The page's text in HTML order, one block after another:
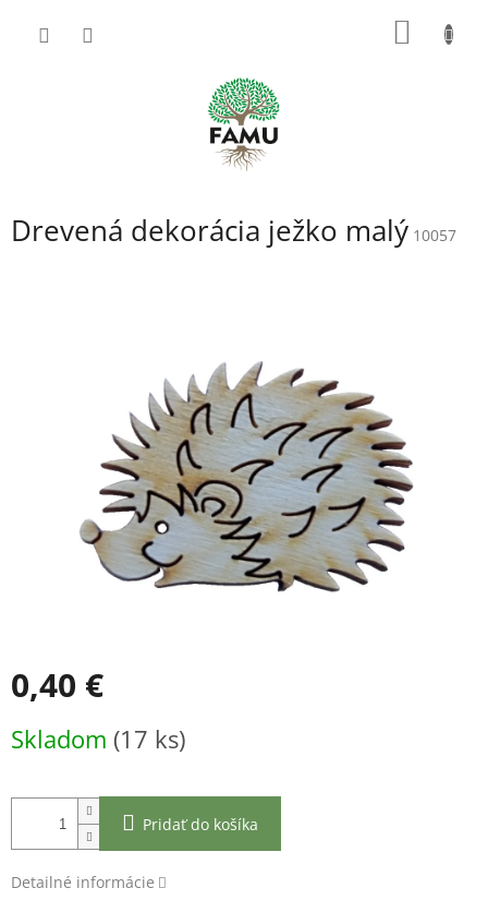
Drevená dekorácia ježko malý 10057
0,40 €
cena:
Skladom (17 ks)
Pridať do košíka
Detailné informácie